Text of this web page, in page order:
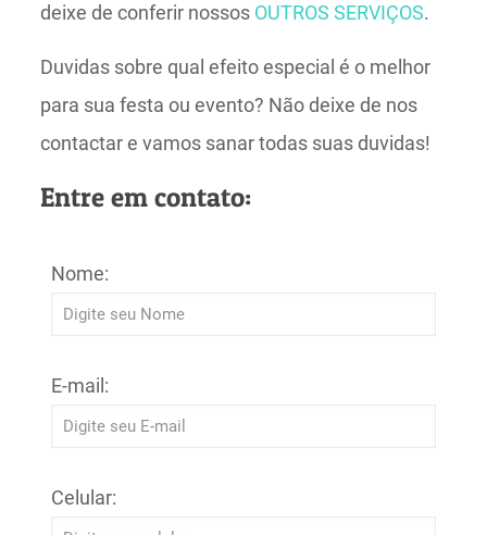
deixe de conferir nossos OUTROS SERVIÇOS.
Duvidas sobre qual efeito especial é o melhor
para sua festa ou evento? Não deixe de nos
contactar e vamos sanar todas suas duvidas!
Entre em contato:
Nome:
E-mail:
Celular: